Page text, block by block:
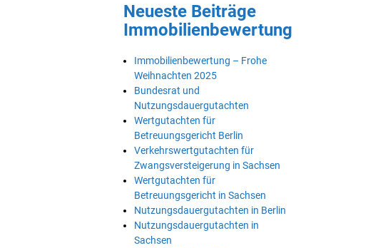
Neueste Beiträge
Immobilienbewertung
Immobilienbewertung – Frohe
Weihnachten 2025
Bundesrat und
Nutzungsdauergutachten
Wertgutachten für
Betreuungsgericht Berlin
Verkehrswertgutachten für
Zwangsversteigerung in Sachsen
Wertgutachten für
Betreuungsgericht in Sachsen
Nutzungsdauergutachten in Berlin
Nutzungsdauergutachten in
Sachsen